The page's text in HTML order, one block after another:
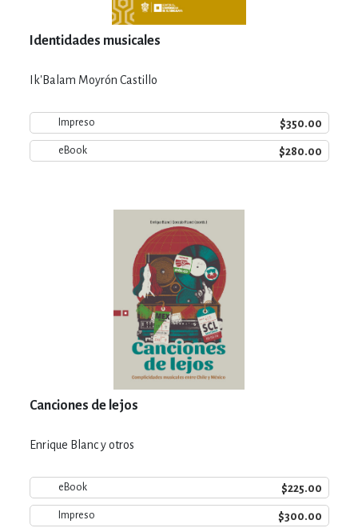
Identidades musicales
Ik'Balam Moyrón Castillo
Impreso $350.00
eBook $280.00
Canciones de lejos
Enrique Blanc y otros
eBook $225.00
Impreso $300.00